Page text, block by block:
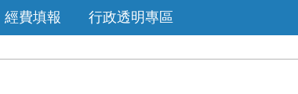
經費填報 行政透明專區